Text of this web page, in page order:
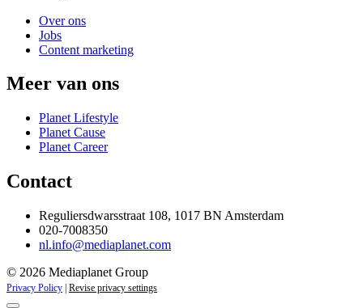
Over ons
Jobs
Content marketing
Meer van ons
Planet Lifestyle
Planet Cause
Planet Career
Contact
Reguliersdwarsstraat 108, 1017 BN Amsterdam
020-7008350
nl.info@mediaplanet.com
© 2026 Mediaplanet Group
Privacy Policy Revise privacy settings